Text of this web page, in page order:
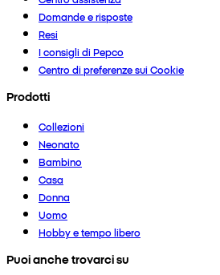
Domande e risposte
Resi
I consigli di Pepco
Centro di preferenze sui Cookie
Prodotti
Collezioni
Neonato
Bambino
Casa
Donna
Uomo
Hobby e tempo libero
Puoi anche trovarci su